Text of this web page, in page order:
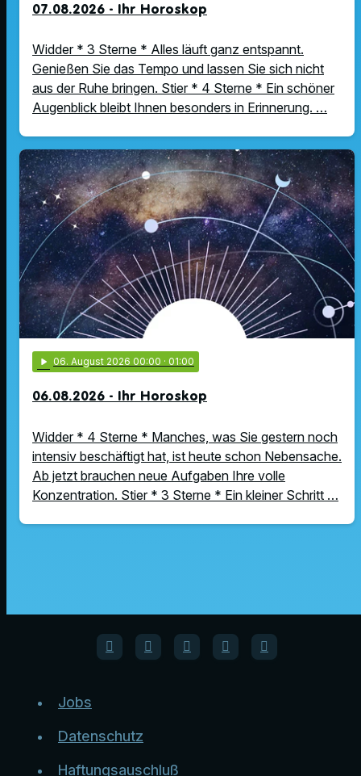
07.08.2026 - Ihr Horoskop
Widder * 3 Sterne * Alles läuft ganz entspannt.
Genießen Sie das Tempo und lassen Sie sich nicht
aus der Ruhe bringen. Stier * 4 Sterne * Ein schöner
Augenblick bleibt Ihnen besonders in Erinnerung. …
play_arrow 06. August 2026 00:00 · 01:00
06.08.2026 - Ihr Horoskop
Widder * 4 Sterne * Manches, was Sie gestern noch
intensiv beschäftigt hat, ist heute schon Nebensache.
Ab jetzt brauchen neue Aufgaben Ihre volle
Konzentration. Stier * 3 Sterne * Ein kleiner Schritt …
Jobs
Datenschutz
Haftungsauschluß